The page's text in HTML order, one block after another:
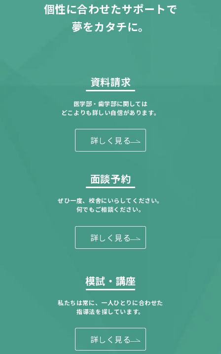
個性に合わせたサポートで
夢をカタチに。
資料請求
医学部・歯学部に関しては
どこよりも詳しい自信があります。
詳しく見る
面談予約
ぜひ一度、校舎にいらしてください。
何でもご相談ください。
詳しく見る
模試・講座
私たちは常に、一人ひとりに合わせた
指導法を探しています。
詳しく見る